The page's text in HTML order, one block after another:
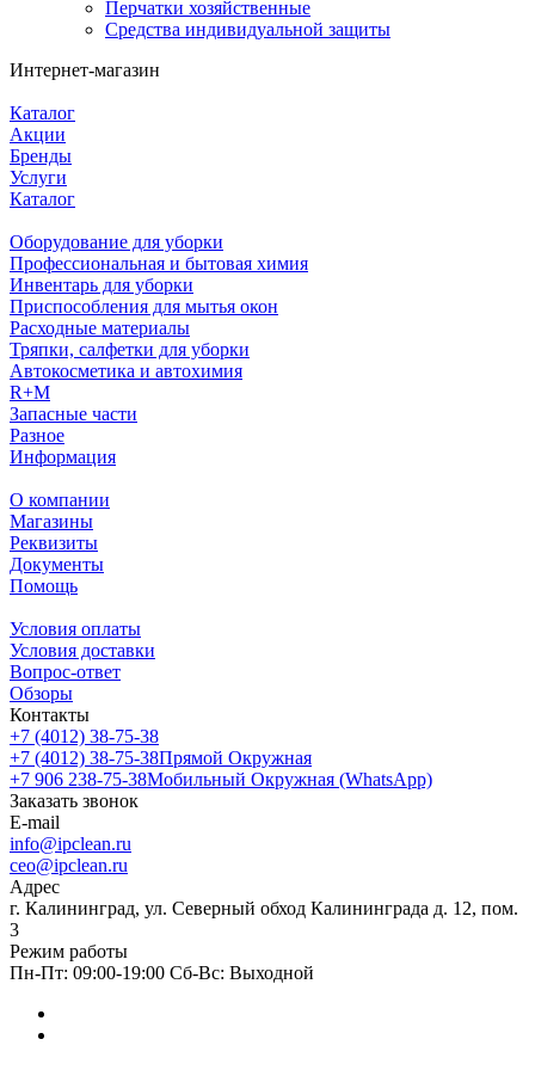
Перчатки хозяйственные
Средства индивидуальной защиты
Интернет-магазин
Каталог
Акции
Бренды
Услуги
Каталог
Оборудование для уборки
Профессиональная и бытовая химия
Инвентарь для уборки
Приспособления для мытья окон
Расходные материалы
Тряпки, салфетки для уборки
Автокосметика и автохимия
R+M
Запасные части
Разное
Информация
О компании
Магазины
Реквизиты
Документы
Помощь
Условия оплаты
Условия доставки
Вопрос-ответ
Обзоры
Контакты
+7 (4012) 38-75-38
+7 (4012) 38-75-38Прямой Окружная
+7 906 238-75-38Мобильный Окружная (WhatsApp)
Заказать звонок
E-mail
info@ipclean.ru
ceo@ipclean.ru
Адрес
г. Калининград, ул. Северный обход Калининграда д. 12, пом.
3
Режим работы
Пн-Пт: 09:00-19:00 Сб-Вс: Выходной